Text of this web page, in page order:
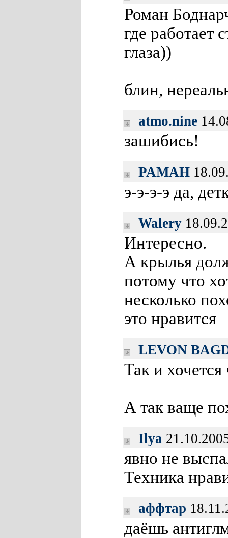
Роман
где работает
глаза))
блин,
atmo.nine
зашибись!
PAMAH
э-э-э-э да,
Walery
Интересно.
А крылья
потому что
несколько
это нравится
LEVON
Так и
А так ваще
Ilya
явно не
Техника
аффтар
даёшь